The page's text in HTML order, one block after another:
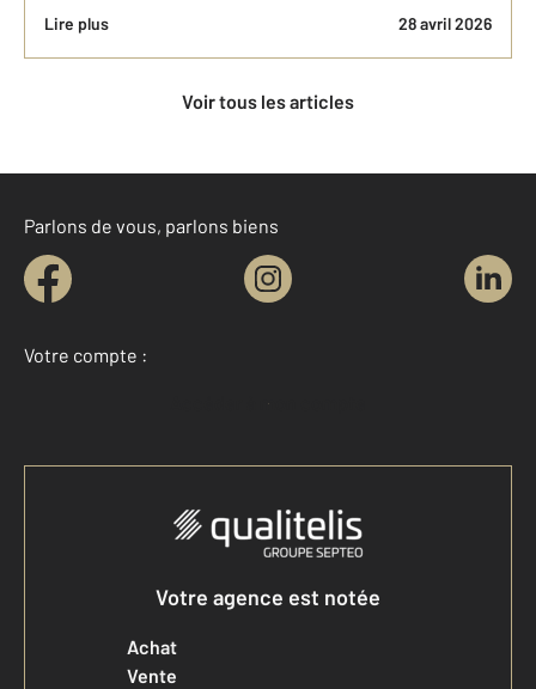
Lire plus 28 avril 2026
Voir tous les articles
Parlons de vous, parlons biens
Votre compte :
Accéder à mon compte
Votre agence est notée
Achat
Vente